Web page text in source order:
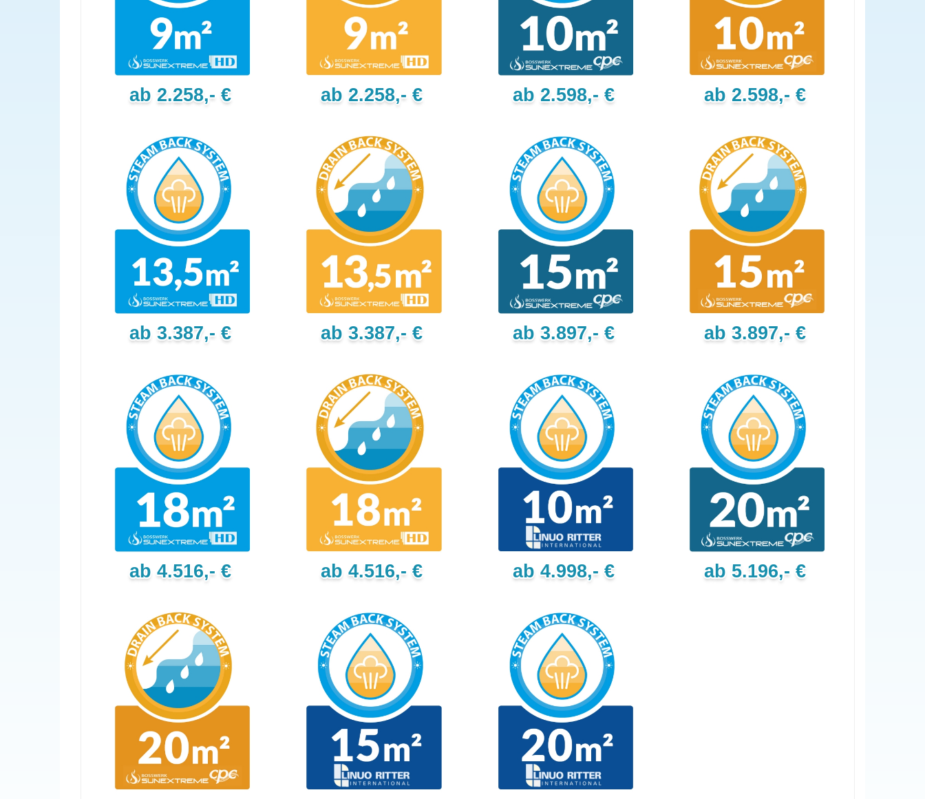
ab 2.258,- € ab 2.258,- € ab 2.598,- € ab 2.598,- €
ab 3.387,- € ab 3.387,- € ab 3.897,- € ab 3.897,- €
ab 4.516,- € ab 4.516,- € ab 4.998,- € ab 5.196,- €